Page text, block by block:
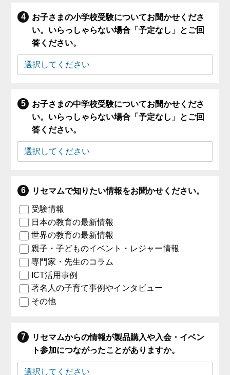
お子さまの小学校受験についてお聞かせくださ
い。いらっしゃらない場合「予定なし」とご回
答ください。
お子さまの中学校受験についてお聞かせくださ
い。いらっしゃらない場合「予定なし」とご回
答ください。
リセマムで知りたい情報をお聞かせください。
受験情報
日本の教育の最新情報
世界の教育の最新情報
親子・子どものイベント・レジャー情報
専門家・先生のコラム
ICT活用事例
著名人の子育て事例やインタビュー
その他
リセマムからの情報が製品購入や入会・イベン
ト参加につながったことがありますか。